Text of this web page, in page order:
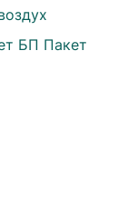
БП Пакет